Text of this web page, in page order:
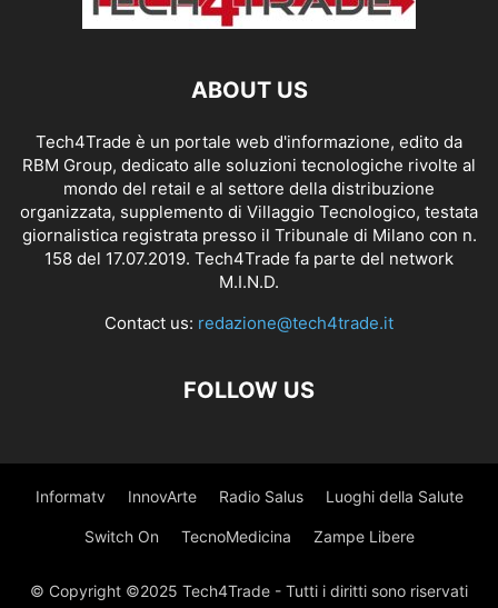
ABOUT US
Tech4Trade è un portale web d'informazione, edito da
RBM Group, dedicato alle soluzioni tecnologiche rivolte al
mondo del retail e al settore della distribuzione
organizzata, supplemento di Villaggio Tecnologico, testata
giornalistica registrata presso il Tribunale di Milano con n.
158 del 17.07.2019. Tech4Trade fa parte del network
M.I.N.D.
Contact us: redazione@tech4trade.it
FOLLOW US
Informatv InnovArte Radio Salus Luoghi della Salute
Switch On TecnoMedicina Zampe Libere
© Copyright ©2025 Tech4Trade - Tutti i diritti sono riservati